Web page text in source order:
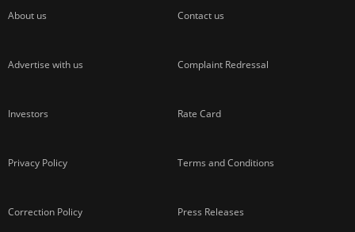
About us Contact us
Advertise with us Complaint Redressal
Investors Rate Card
Privacy Policy Terms and Conditions
Correction Policy Press Releases